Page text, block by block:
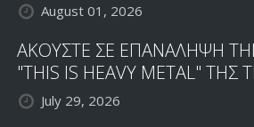
August 01, 2026
ΑΚΟΥΣΤΕ ΣΕ ΕΠΑΝΑΛΗΨΗ
"THIS IS HEAVY METAL" ΤΗΣ
July 29, 2026